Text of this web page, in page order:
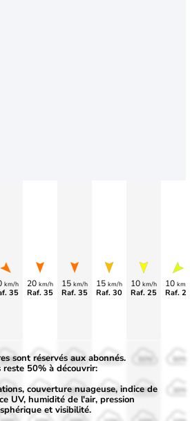
km/h
35
20 km/h
Raf. 35
15 km/h
Raf. 35
15 km/h
Raf. 30
10 km/h
Raf. 25
10 km/
Raf.
50%
30%
50%
30%
50%
30%
50%
30% 30% 30%
sont réservés aux abonnés.
reste 50% à découvrir:
couverture nuageuse, indice de
UV, humidité de l'air, pression
et visibilité.